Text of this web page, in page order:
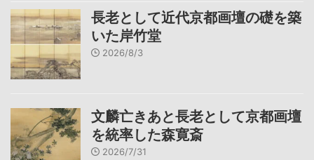
長老として近代京都画壇の礎を築
いた岸竹堂
2026/8/3
文麟亡きあと長老として京都画壇
を統率した森寛斎
2026/7/31